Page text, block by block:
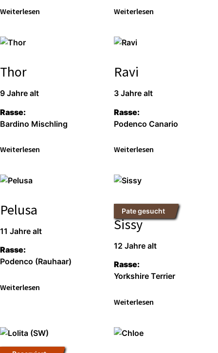
Wei­ter­le­sen Wei­ter­le­sen
Thor
9 Jah­re alt
Ras­se:
Bar­di­no Misch­ling
Wei­ter­le­sen
Ravi
3 Jah­re alt
Ras­se:
Poden­co Cana­rio
Wei­ter­le­sen
Pelusa
11 Jah­re alt
Ras­se:
Poden­co (Rau­haar)
Wei­ter­le­sen
Pate gesucht
Sissy
12 Jah­re alt
Ras­se:
York­shire Ter­ri­er
Wei­ter­le­sen